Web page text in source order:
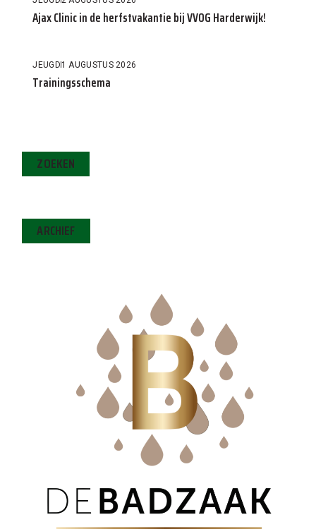
Ajax Clinic in de herfstvakantie bij VVOG Harderwijk!
JEUGD 1 AUGUSTUS 2026
Trainingsschema
ZOEKEN
ARCHIEF